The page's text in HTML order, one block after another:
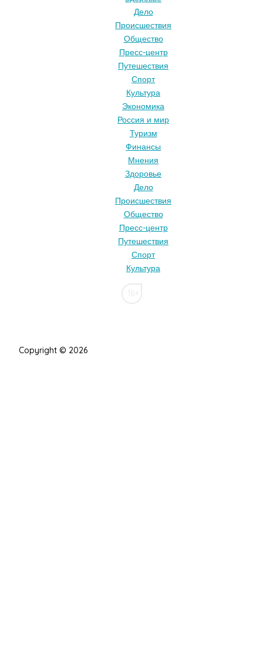
Дело
Происшествия
Общество
Пресс-центр
Путешествия
Спорт
Культура
Экономика
Россия и мир
Туризм
Финансы
Мнения
Здоровье
Дело
Происшествия
Общество
Пресс-центр
Путешествия
Спорт
Культура
Copyright © 2026